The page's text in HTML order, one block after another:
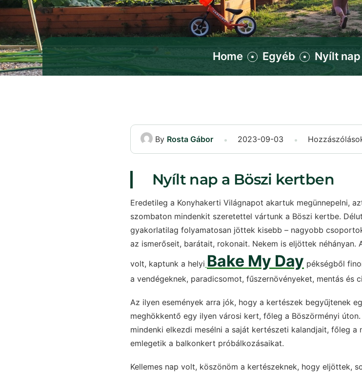
Home Egyéb Nyílt
By Rosta Gábor 2023-09-03
Nyílt nap a Böszi kertben
Eredetileg a Konyhakerti Világnapot akartuk megünnepelni,
szombaton mindenkit szeretettel vártunk a Böszi kertbe.
gyakorlatilag folyamatosan jöttek kisebb – nagyobb
az ismerőseit, barátait, rokonait. Nekem is eljöttek néhányan.
volt, kaptunk a helyi Bake My Day pékségből
a vendégeknek, paradicsomot, fűszernövényeket, mentás és
Az ilyen események arra jók, hogy a kertészek begyűjtenek
meghökkentő egy ilyen városi kert, főleg a Böszörményi
mindenki elkezdi mesélni a saját kertészeti kalandjait, főleg a
emlegetik a balkonkert próbálkozásaikat.
Kellemes nap volt, köszönöm a kertészeknek, hogy eljöttek,